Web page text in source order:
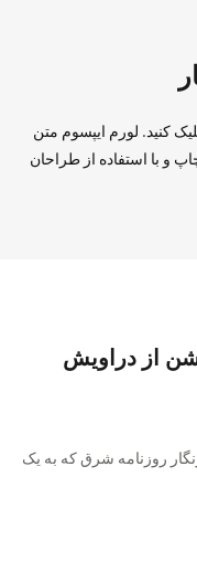
کنید. لورم ایپسوم متن
و با استفاده از طراحان
از دراویش
روزنامه شرق که به یک